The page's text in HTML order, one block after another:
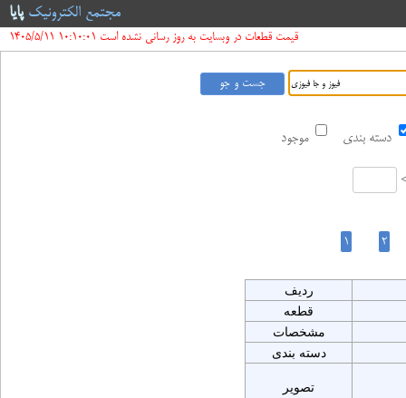
مجتمع الکترونیکپایا
قیمت قطعات در وبسایت به روز رسانی نشده است 10:10:01 1405/5/11
موجود دسته بندی
ردیف
قطعه
مشخصات
دسته بندی
تصویر